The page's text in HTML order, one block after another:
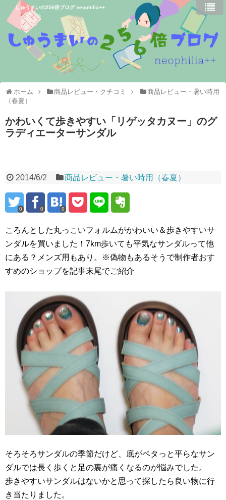
しゅうまいの256倍ブログ neophilia++
ホーム 商品レビュー・クチコミ
商品レビュー・暑い時用
（春夏）
かわいくて歩きやすい「リゲッタカヌー」のグ
ラディエーターサンダル
2014/6/2 商品レビュー・暑い時用（春夏）
0 0 0
ころんとした丸っこいフォルムがかわいい＆歩きやすいサ
ンダルを買いました！7km歩いても平気なサンダルって他
にある？メンズ用もあり。※偽物もあるそうで制作者おす
すめのショップを記事末尾でご紹介
そろそろサンダルの季節だけど、底がペタっと平らなサン
ダルでは長く歩くと足の裏が痛くなるのが悩みでした。
歩きやすいサンダルはないかと思って探したら良い物に行
き当たりました。